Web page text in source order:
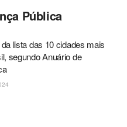
Pública
lista das 10 cidades mais
segundo Anuário de